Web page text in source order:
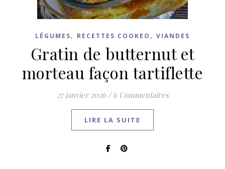
LÉGUMES, RECETTES COOKEO , VIANDES
Gratin de butternut et
morteau façon tartiflette
27 janvier 2026 / 6 Commentaires
LIRE LA SUITE